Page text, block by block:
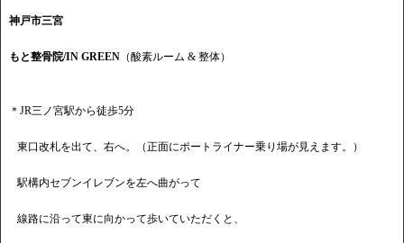
神戸市三宮
もと整骨院/IN GREEN （酸素ルーム & 整体）
＊JR三ノ宮駅から徒歩5分
東口改札を出て、右へ。（正面にポートライナー乗り場が見えます。）
駅構内セブンイレブンを左へ曲がって
線路に沿って東に向かって歩いていただくと、